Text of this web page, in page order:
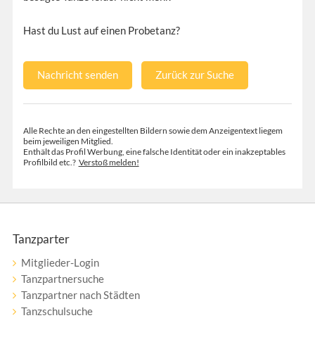
Hast du Lust auf einen Probetanz?
Nachricht senden Zurück zur Suche
Alle Rechte an den eingestellten Bildern sowie dem Anzeigentext liegem
beim jeweiligen Mitglied.
Enthält das Profil Werbung, eine falsche Identität oder ein inakzeptables
Profilbild etc.? Verstoß melden!
Tanzparter
Mitglieder-Login
Tanzpartnersuche
Tanzpartner nach Städten
Tanzschulsuche